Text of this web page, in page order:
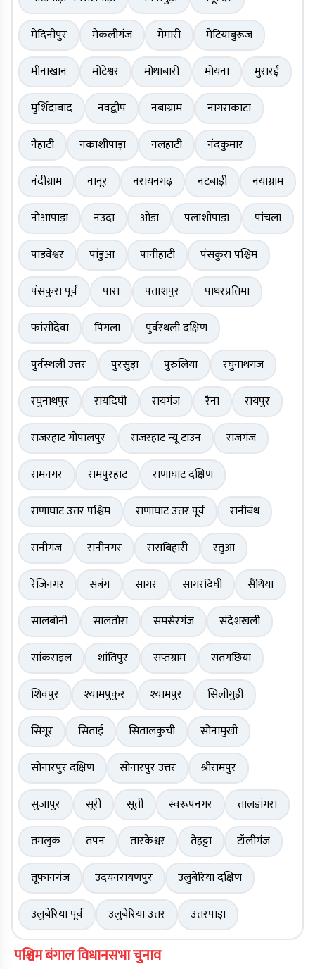
मेदिनीपुर
मेकलीगंज मेमारी
मेटियाबुरूज
मीनाखान
मोंटेश्वर मोथाबारी मोयना
मुरारई
मुर्शिदाबाद
नवद्वीप नबाग्राम
नागराकाटा
नैहाटी
नकाशीपाड़ा नलहाटी
नंदकुमार
नंदीग्राम
नानूर नरायनगढ़ नटबाड़ी
नयाग्राम
नोआपाड़ा
नउदा ओंडा पलाशीपाड़ा
पांचला
पांडवेश्वर
पांडुआ पानीहाटी
पंसकुरा पश्चिम
पंसकुरा पूर्व
पारा पताशपुर
पाथरप्रतिमा
फांसीदेवा
पिंगला
पुर्वस्थली दक्षिण
पुर्वस्थली उत्तर
पुरसुड़ा पुरुलिया
रघुनाथगंज
रघुनाथपुर
रायदिघी रायगंज रैना
रायपुर
राजरहाट गोपालपुर
राजरहाट न्यू टाउन
राजगंज
रामनगर
रामपुरहाट
राणाघाट दक्षिण
राणाघाट उत्तर पश्चिम
राणाघाट उत्तर पूर्व
रानीबंध
रानीगंज
रानीनगर रासबिहारी
रतुआ
रेजिनगर
सबंग सागर सागरदिघी
सैंथिया
सालबोनी
सालतोरा समसेरगंज
संदेशखली
सांकराइल
शांतिपुर सप्तग्राम
सतगछिया
शिवपुर
श्यामपुकुर श्यामपुर
सिलीगुड़ी
सिंगूर
सिताई सितालकुची
सोनामुखी
सोनारपुर दक्षिण
सोनारपुर उत्तर
श्रीरामपुर
सुजापुर
सूरी सूती स्वरूपनगर
तालडांगरा
तमलुक
तपन तारकेश्वर तेहट्टा
टॉलीगंज
तूफानगंज
उदयनरायणपुर
उलुबेरिया दक्षिण
उलुबेरिया पूर्व
उलुबेरिया उत्तर उत्तरपाड़ा
पश्चिम बंगाल विधानसभा चुनाव